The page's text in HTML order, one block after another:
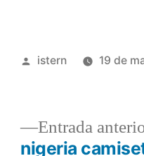
Publicado
istern 19 de
Entrada
nigeria